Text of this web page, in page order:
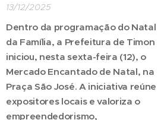
13/12/2025
Dentro da programação do Natal
da Família, a Prefeitura de Timon
iniciou, nesta sexta-feira (12), o
Mercado Encantado de Natal, na
Praça São José. A iniciativa reúne
expositores locais e valoriza o
empreendedorismo,